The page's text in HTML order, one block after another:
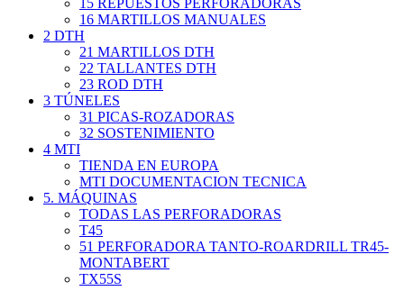
16 MARTILLOS MANUALES
2 DTH
21 MARTILLOS DTH
22 TALLANTES DTH
23 ROD DTH
3 TÚNELES
31 PICAS-ROZADORAS
32 SOSTENIMIENTO
4 MTI
TIENDA EN EUROPA
MTI DOCUMENTACION TECNICA
5. MÁQUINAS
TODAS LAS PERFORADORAS
T45
51 PERFORADORA TANTO-ROARDRILL TR45-
MONTABERT
TX55S